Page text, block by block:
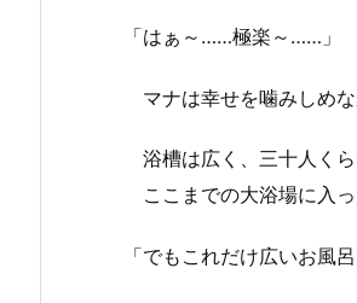
「はぁ～……極楽～……」
マナは幸せを噛みしめな
浴槽は広く、三十人くら
ここまでの大浴場に入っ
「でもこれだけ広いお風